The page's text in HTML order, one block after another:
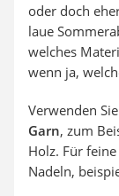
oder doch
laue
welches
wenn ja,
Verwenden Sie
Garn, zum
Holz. Für
Nadeln,